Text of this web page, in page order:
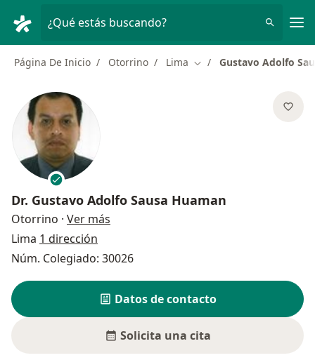
¿Qué estás buscando?
Página De Inicio Otorrino Lima Cambiar de ciudad
Gustavo Adolfo
Dr. Gustavo Adolfo Sausa Huaman
Otorrino · Ver más
Lima 1 dirección
Núm. Colegiado: 30026
Datos de contacto
Solicita una cita